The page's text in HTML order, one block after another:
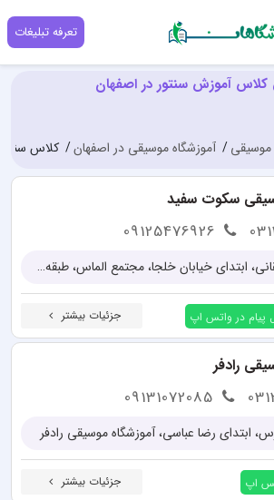
تعرفه تبلیغات
کلاس آموزش سنتور در اصفهان
موسیقی آموزشگاه موسیقی در اصفهان کلاس
سکوت سفید
09125476926
اصفهان، خیابان طالقانی، ابتدای خیابان خلجا، مجتمع الماس، طبقه دوم
پیام در واتس اپ جزئیات بیشتر
رادفر
09131072085
ابتدای رضا عباسی، آموزشگاه موسیقی رادفر
اپ جزئیات بیشتر